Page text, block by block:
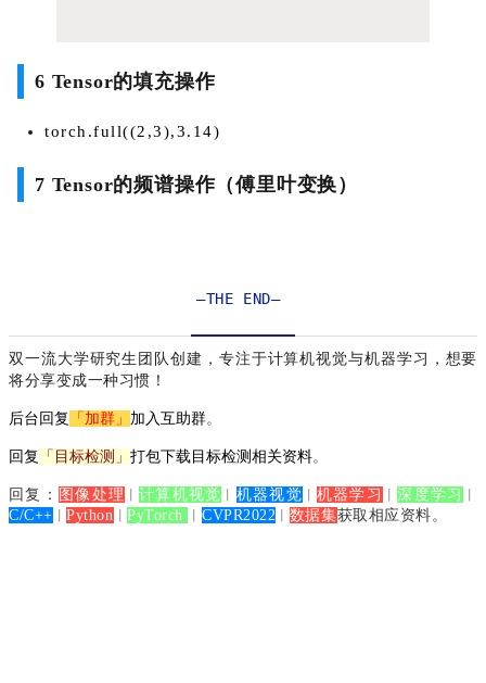
6 Tensor的填充操作
torch.full((2,3),3.14)
7 Tensor的频谱操作（傅里叶变换）
—THE END—
双一流大学研究生团队创建，专注于计算机视觉与机器学习，想要
将分享变成一种习惯！
后台 回复 「加群」 加入互助群。
回复 「目标检测」 打包下载目标检测相关资料。
回复： 图像处理 计算机视觉 机器视觉 机器学习 丨深度学习
C/C++ 丨Python 丨PyTorch CVPR2022 数据集获取相应资料。